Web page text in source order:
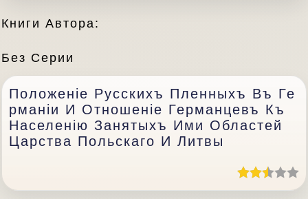
Книги Автора:
Без Серии
Положеніе Русскихъ Пленныхъ Въ Ге
Рманіи И Отношеніе Германцевъ Къ
Населенію Занятыхъ Ими Областей
Царства Польскаго И Литвы